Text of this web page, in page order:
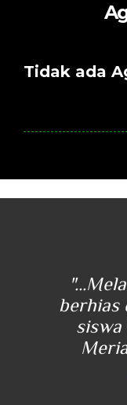
Tidak ada
berhias
siswa